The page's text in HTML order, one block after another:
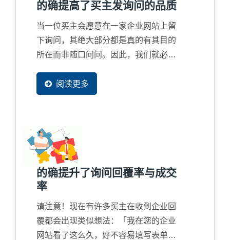
的确提高了买主发询问的品质
当一位买主会愿意在一家企业网站上留
下询问，其绝大部分都是真的有其目的
所在而非随口问问。因此，我们就必须
生的，透过一个买主足迹追踪系统来分
析出这一位买主背后的潜在采购目的究
制化解决方案？或者根本是来比价？
阅读更多
的确提升了询问回覆率与成交
率
请注意！现在有许多买主在收到企业回
覆都会出现类似想法：「我在您的企业
网站看了这么久，好不容易填写表单发